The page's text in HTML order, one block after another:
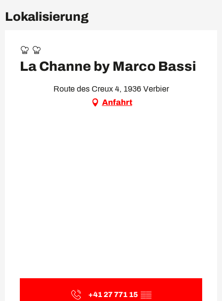
Lokalisierung
La Channe by Marco Bassi
Route des Creux 4, 1936 Verbier
Anfahrt
+41 27 771 15 ▒▒